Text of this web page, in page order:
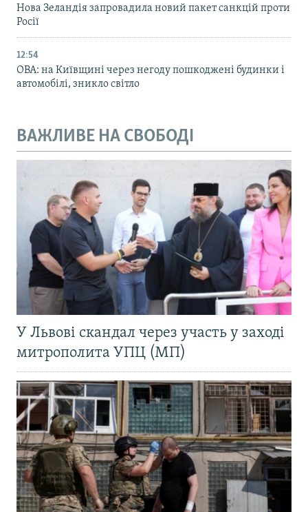
Нова Зеландія запровадила новий пакет санкцій проти
Росії
12:54
ОВА: на Київщині через негоду пошкоджені будинки і
автомобілі, зникло світло
ВАЖЛИВЕ НА СВОБОДІ
У Львові скандал через участь у заході
митрополита УПЦ (МП)